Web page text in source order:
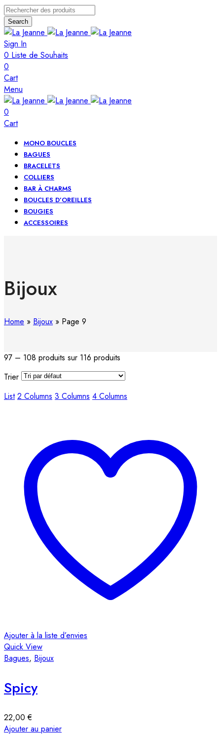
Search
Sign In
0 Liste de Souhaits
0
Cart
Menu
0
Cart
MONO BOUCLES
BAGUES
BRACELETS
COLLIERS
BAR À CHARMS
BOUCLES D’OREILLES
BOUGIES
ACCESSOIRES
Bijoux
Home » Bijoux » Page 9
97 – 108 produits sur 116 produits
Trier
List 2 Columns 3 Columns 4 Columns
Ajouter à la liste d’envies
Quick View
Bagues, Bijoux
Spicy
22,00€
Ajouter au panier